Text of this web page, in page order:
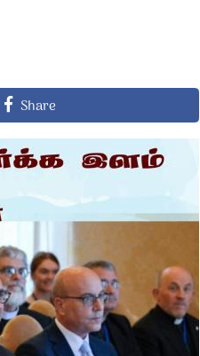
Share